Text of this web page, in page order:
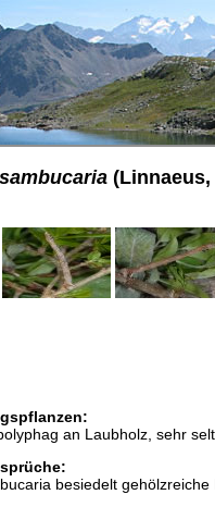
(Linnaeus,
an Laubholz, sehr
besiedelt